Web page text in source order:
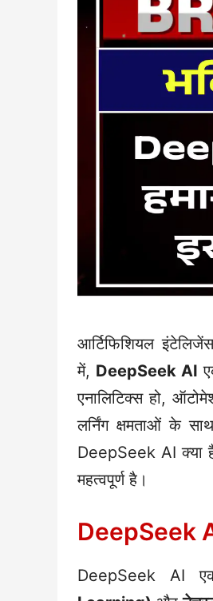
आर्टिफिशियल
में, DeepSeek AI
एनालिटिक्स हो,
लर्निंग क्षमताओं के
DeepSeek AI क्या
महत्वपूर्ण है।
DeepSeek
DeepSeek AI